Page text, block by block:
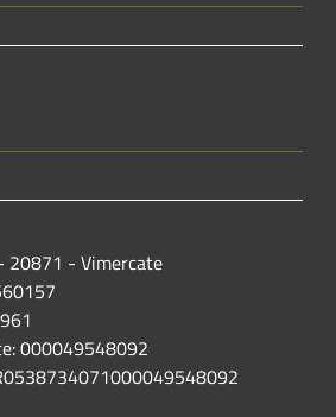
20871 - Vimercate
000049548092